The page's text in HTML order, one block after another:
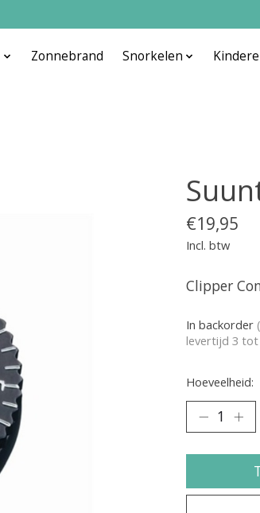
Zonnebrand Snorkelen
€19,95
Incl. btw
Clipper
In backorder
levertijd 3 tot
Hoeveelheid: